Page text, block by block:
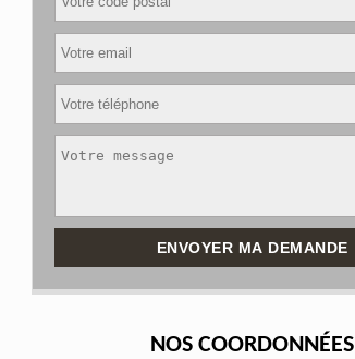
NOS COORDONNÉES